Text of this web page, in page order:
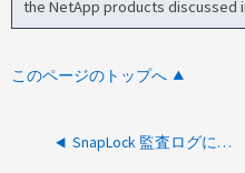
the NetApp products discussed
このページのトップへ
SnapLock 監査ログにはどのような記録がありますか？